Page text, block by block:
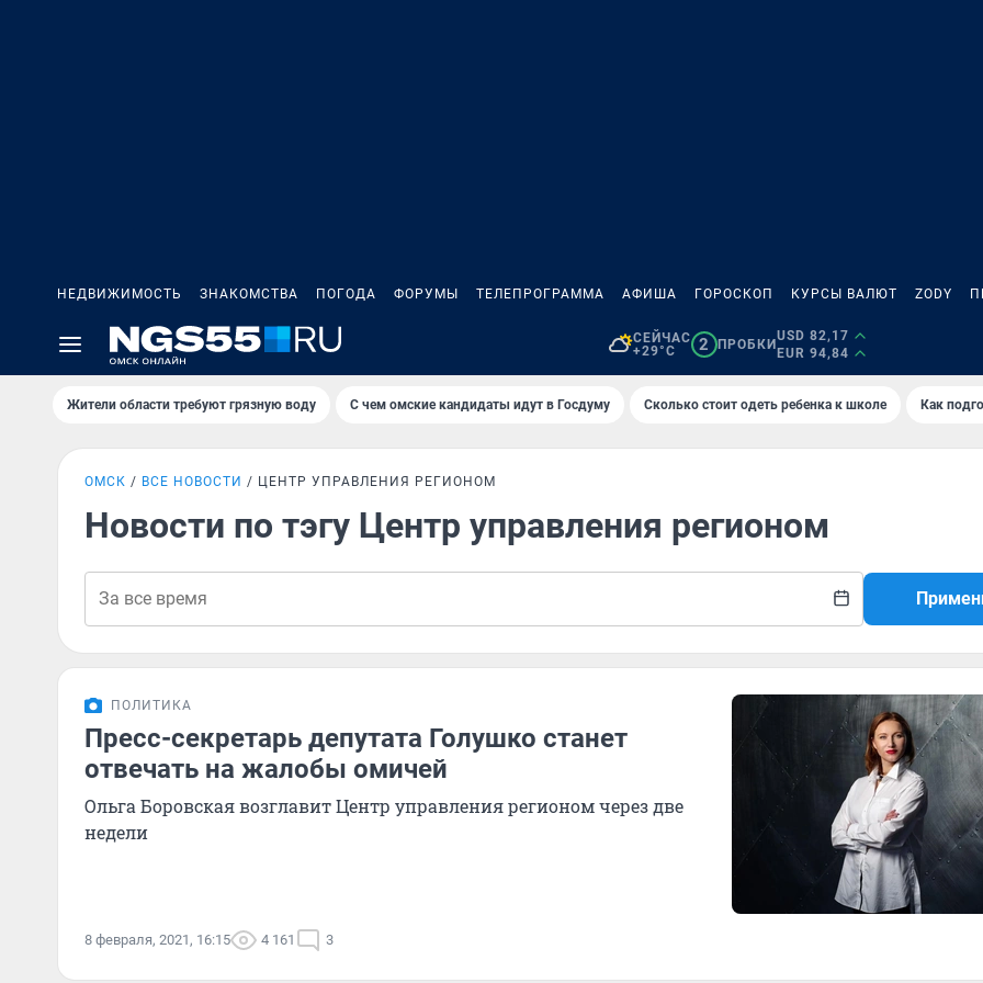
НЕДВИЖИМОСТЬ ЗНАКОМСТВА ПОГОДА ФОРУМЫ ТЕЛЕПРОГРАММА АФИША ГОРОСКОП КУРСЫ ВАЛЮТ ZODY
СЕЙЧАС
+29°C
2 ПРОБКИ
USD 82,17
EUR 94,84
Жители области требуют грязную воду С чем омские кандидаты идут в Госдуму Сколько стоит одеть ребенка к школе Как
ОМСК ВСЕ НОВОСТИ ЦЕНТР УПРАВЛЕНИЯ РЕГИОНОМ
Новости по тэгу Центр управления регионом
ПОЛИТИКА
Пресс-секретарь депутата Голушко станет
отвечать на жалобы омичей
Ольга Боровская возглавит Центр управления регионом через две
недели
8 февраля, 2021, 16:15 4 161 3